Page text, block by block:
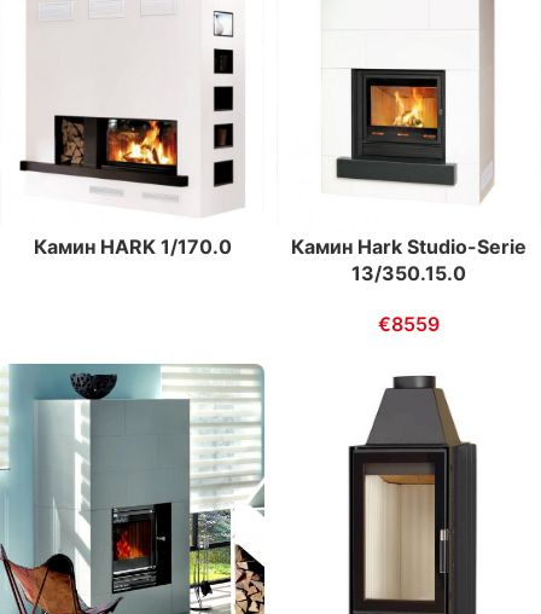
Камин HARK 1/170.0
Камин Hark Studio-Serie
13/350.15.0
€8559